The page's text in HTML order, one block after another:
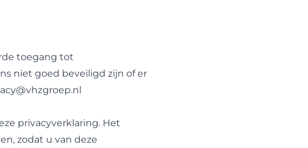
toegang tot
niet goed beveiligd zijn of er
privacyverklaring. Het
zodat u van deze